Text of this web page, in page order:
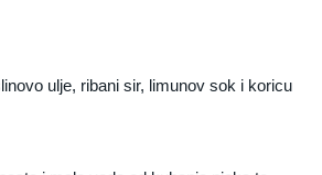
ulje, ribani sir, limunov sok i koricu